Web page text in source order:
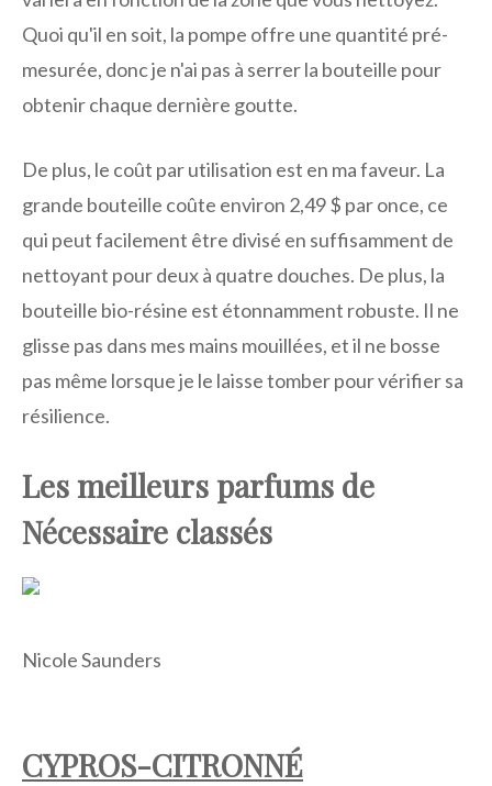
Quoi qu'il en soit, la pompe offre une quantité pré-
mesurée, donc je n'ai pas à serrer la bouteille pour
obtenir chaque dernière goutte.
De plus, le coût par utilisation est en ma faveur. La
grande bouteille coûte environ 2,49 $ par once, ce
qui peut facilement être divisé en suffisamment de
nettoyant pour deux à quatre douches. De plus, la
bouteille bio-résine est étonnamment robuste. Il ne
glisse pas dans mes mains mouillées, et il ne bosse
pas même lorsque je le laisse tomber pour vérifier sa
résilience.
Les meilleurs parfums de
Nécessaire classés
Nicole Saunders
CYPROS-CITRONNÉ